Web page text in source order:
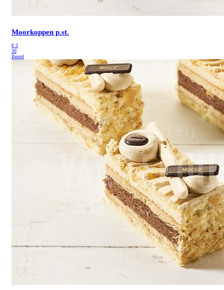
Moorkoppen p.st.
€ 3
30
Bestel